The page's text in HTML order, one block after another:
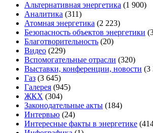
Альтернативная энергетика (1 900)
Аналитика (311)
Атомная энергетика (2 223)
Безопасность объектов энергетики
Благотворительность (20)
Видео (229)
Вспомогательные отрасли (320)
Выставки, конференции, новости (3
Газ (3 645)
Галерея (945)
ЖКХ (304)
Законодательные акты (184)
Интервью (24)
Интересные факты в энергетике